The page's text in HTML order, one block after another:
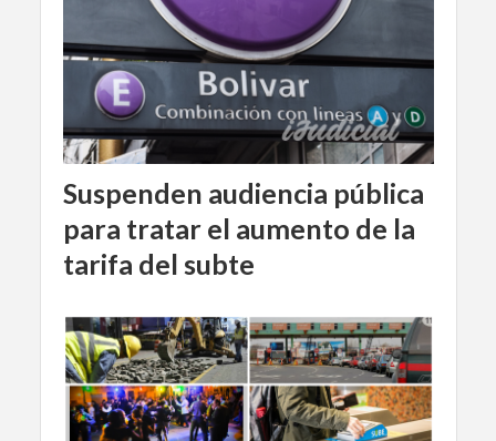
Suspenden audiencia pública
para tratar el aumento de la
tarifa del subte